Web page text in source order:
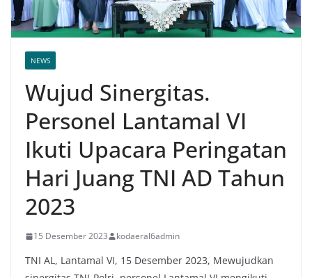
NEWS
Wujud Sinergitas.
Personel Lantamal VI
Ikuti Upacara Peringatan
Hari Juang TNI AD Tahun
2023
15 Desember 2023 kodaeral6admin
TNI AL, Lantamal VI, 15 Desember 2023, Mewujudkan